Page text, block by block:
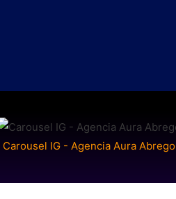
Post y Story
Carousel IG - Agencia Aura Abrego